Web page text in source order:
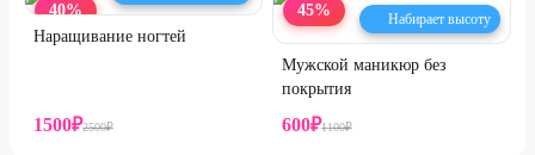
40%
Наращивание ногтей
1500₽2500₽
45% Набирает высоту
Мужской маникюр без
покрытия
600₽1100₽